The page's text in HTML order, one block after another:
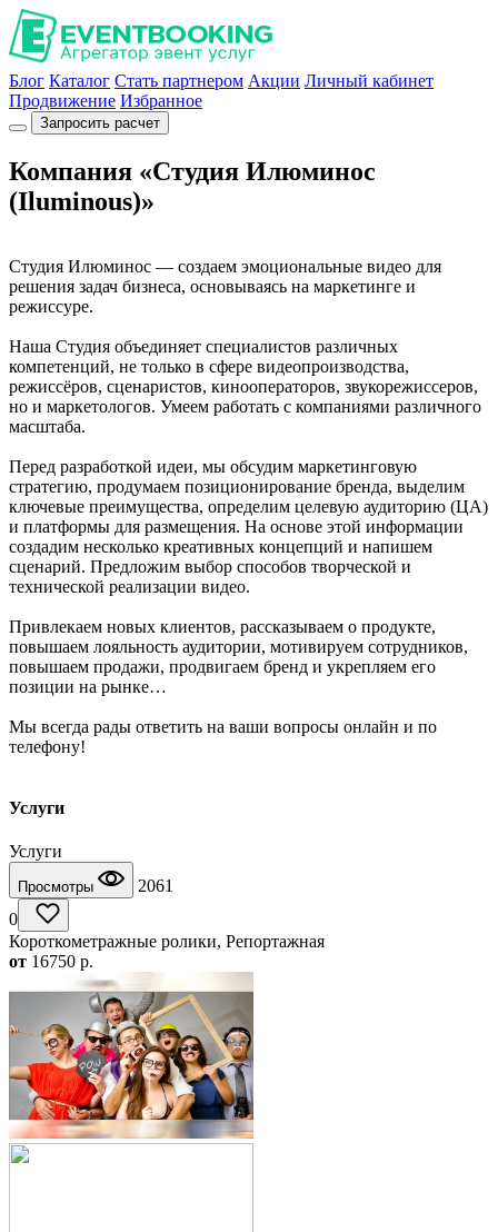
Блог Каталог Стать партнером Акции Личный кабинет
Продвижение Избранное
Запросить расчет
Компания «Студия Илюминос
(Iluminous)»
Студия Илюминос — создаем эмоциональные видео для
решения задач бизнеса, основываясь на маркетинге и
режиссуре.
Наша Студия объединяет специалистов различных
компетенций, не только в сфере видеопроизводства,
режиссёров, сценаристов, кинооператоров, звукорежиссеров,
но и маркетологов. Умеем работать с компаниями различного
масштаба.
Перед разработкой идеи, мы обсудим маркетинговую
стратегию, продумаем позиционирование бренда, выделим
ключевые преимущества, определим целевую аудиторию (ЦА)
и платформы для размещения. На основе этой информации
создадим несколько креативных концепций и напишем
сценарий. Предложим выбор способов творческой и
технической реализации видео.
Привлекаем новых клиентов, рассказываем о продукте,
повышаем лояльность аудитории, мотивируем сотрудников,
повышаем продажи, продвигаем бренд и укрепляем его
позиции на рынке…
Мы всегда рады ответить на ваши вопросы онлайн и по
телефону!
Услуги
Услуги
Просмотры
2061
0
Короткометражные ролики, Репортажная
от 16750 p.